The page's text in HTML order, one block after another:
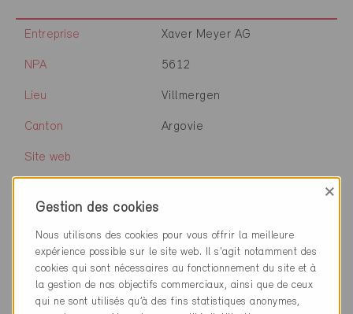
Entreprise Xaver Meyer AG
NPA 5612
Lieu Villmergen
Canton Argovie
Site web
NPA 5612
Lieu Villmergen
Gestion des cookies
×
Nous utilisons des cookies pour vous offrir la meilleure
expérience possible sur le site web. Il s'agit notamment des
cookies qui sont nécessaires au fonctionnement du site et à
la gestion de nos objectifs commerciaux, ainsi que de ceux
qui ne sont utilisés qu’à des fins statistiques anonymes,